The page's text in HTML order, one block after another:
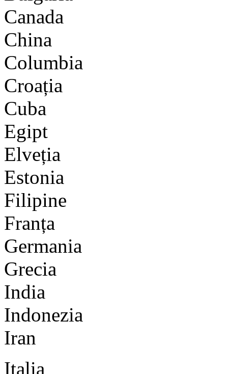
Canada
China
Columbia
Croația
Cuba
Egipt
Elveția
Estonia
Filipine
Franța
Germania
Grecia
India
Indonezia
Iran
Italia